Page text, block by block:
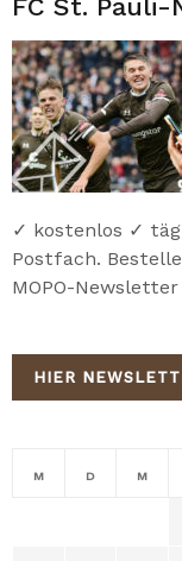
FC St.
✓ kostenlos ✓
Postfach.
MOPO-
HIER
M D M